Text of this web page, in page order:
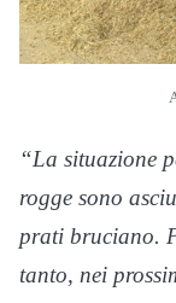
“La situazione
rogge sono
prati bruciano.
tanto, nei